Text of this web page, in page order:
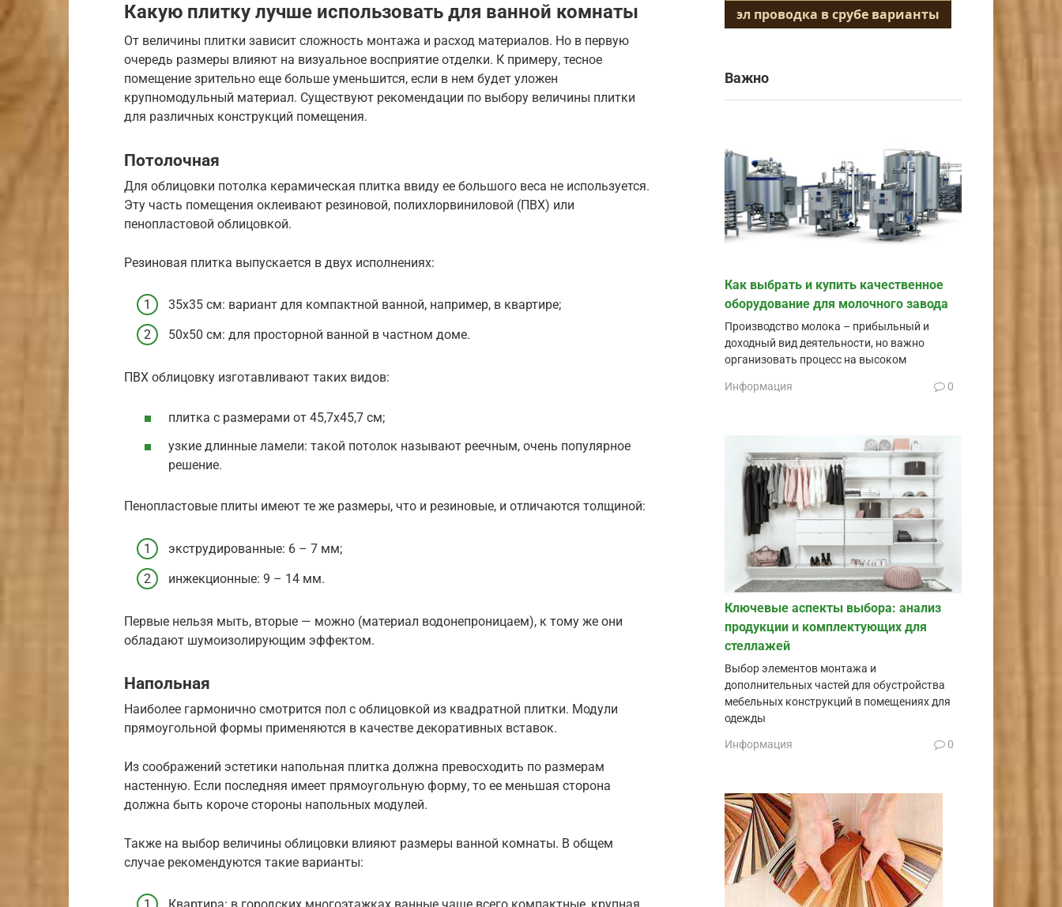
Какую плитку лучше использовать для ванной комнаты
От величины плитки зависит сложность монтажа и расход материалов. Но в первую
очередь размеры влияют на визуальное восприятие отделки. К примеру, тесное
помещение зрительно еще больше уменьшится, если в нем будет уложен
крупномодульный материал. Существуют рекомендации по выбору величины плитки
для различных конструкций помещения.
Потолочная
Для облицовки потолка керамическая плитка ввиду ее большого веса не используется.
Эту часть помещения оклеивают резиновой, полихлорвиниловой (ПВХ) или
пенопластовой облицовкой.
Резиновая плитка выпускается в двух исполнениях:
35х35 см: вариант для компактной ванной, например, в квартире;
50х50 см: для просторной ванной в частном доме.
ПВХ облицовку изготавливают таких видов:
плитка с размерами от 45,7х45,7 см;
узкие длинные ламели: такой потолок называют реечным, очень популярное
решение.
Пенопластовые плиты имеют те же размеры, что и резиновые, и отличаются толщиной:
экструдированные: 6 – 7 мм;
инжекционные: 9 – 14 мм.
Первые нельзя мыть, вторые — можно (материал водонепроницаем), к тому же они
обладают шумоизолирующим эффектом.
Напольная
Наиболее гармонично смотрится пол с облицовкой из квадратной плитки. Модули
прямоугольной формы применяются в качестве декоративных вставок.
Из соображений эстетики напольная плитка должна превосходить по размерам
настенную. Если последняя имеет прямоугольную форму, то ее меньшая сторона
должна быть короче стороны напольных модулей.
Также на выбор величины облицовки влияют размеры ванной комнаты. В общем
случае рекомендуются такие варианты:
эл проводка в срубе варианты
Важно
Как выбрать и купить качественное
оборудование для молочного завода
Производство молока – прибыльный и
доходный вид деятельности, но важно
организовать процесс на высоком
Информация 0
Ключевые аспекты выбора: анализ
продукции и комплектующих для
стеллажей
Выбор элементов монтажа и
дополнительных частей для обустройства
мебельных конструкций в помещениях для
одежды
Информация 0